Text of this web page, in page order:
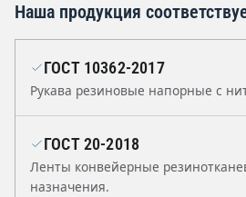
Наша продукция
ГОСТ 10362-2017
Рукава резиновые напорные с
ГОСТ 20-2018
Ленты конвейерные
назначения.